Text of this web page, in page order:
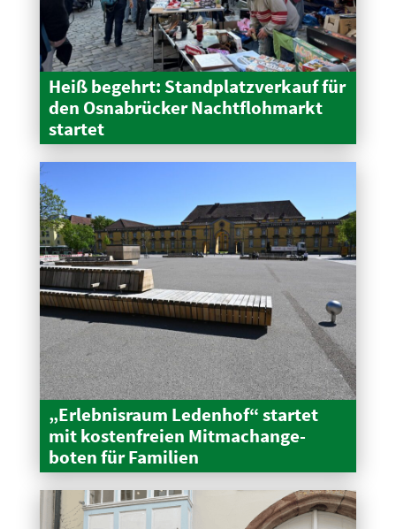
Heiß begehrt: Stand­platz­verkauf für
den Osnabrücker Nacht­floh­markt
startet
„Erleb­nisraum Ledenhof“ startet
mit kosten­freien Mitma­ch­an­ge­
boten für Familien